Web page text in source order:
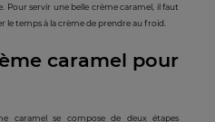
Pour servir une belle crème caramel, il faut
le temps à la crème de prendre au froid.
caramel pour
caramel se compose de deux étapes